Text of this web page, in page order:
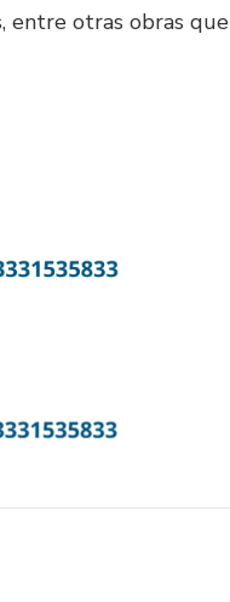
entre otras obras que